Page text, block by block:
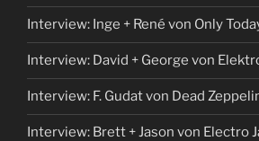
Interview: Inge + René von Only
Interview: David + George von
Interview: F. Gudat von Dead
Interview: Brett + Jason von Electro